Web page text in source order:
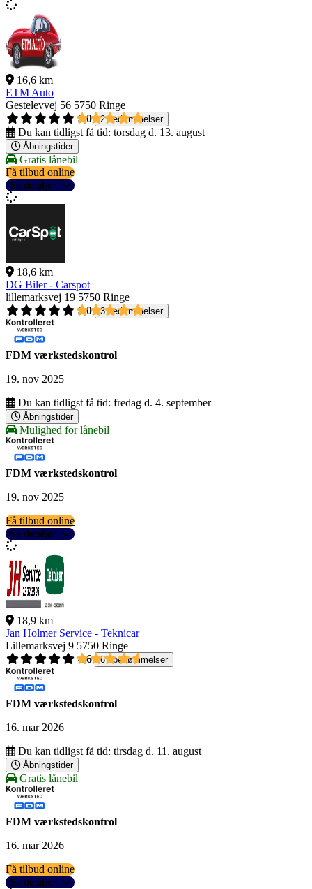
16,6 km
ETM Auto
Gestelevvej 56 5750 Ringe
5,0
2 bedømmelser
Du kan tidligst få tid: torsdag d. 13. august
Åbningstider
Gratis lånebil
Få tilbud online
Se detaljer
18,6 km
DG Biler - Carspot
lillemarksvej 19 5750 Ringe
5,0
3 bedømmelser
FDM værkstedskontrol
19. nov 2025
Du kan tidligst få tid: fredag d. 4. september
Åbningstider
Mulighed for lånebil
FDM værkstedskontrol
19. nov 2025
Få tilbud online
Se detaljer
18,9 km
Jan Holmer Service - Teknicar
Lillemarksvej 9 5750 Ringe
4,6
67 bedømmelser
FDM værkstedskontrol
16. mar 2026
Du kan tidligst få tid: tirsdag d. 11. august
Åbningstider
Gratis lånebil
FDM værkstedskontrol
16. mar 2026
Få tilbud online
Se detaljer